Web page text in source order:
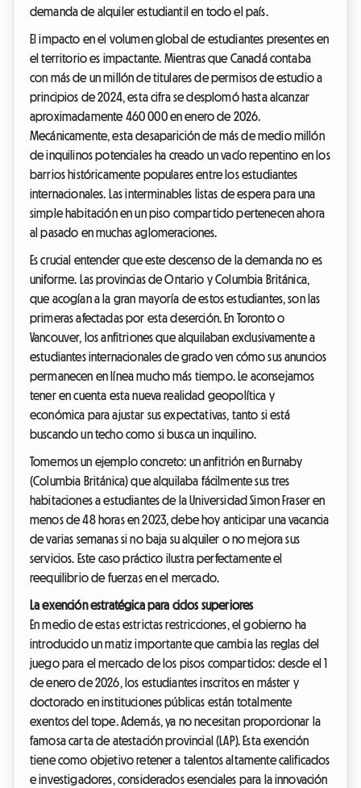
demanda de alquiler estudiantil en todo el país.
El impacto en el volumen global de estudiantes presentes en
el territorio es impactante. Mientras que Canadá contaba
con más de un millón de titulares de permisos de estudio a
principios de 2024, esta cifra se desplomó hasta alcanzar
aproximadamente 460 000 en enero de 2026.
Mecánicamente, esta desaparición de más de medio millón
de inquilinos potenciales ha creado un vacío repentino en los
barrios históricamente populares entre los estudiantes
internacionales. Las interminables listas de espera para una
simple habitación en un piso compartido pertenecen ahora
al pasado en muchas aglomeraciones.
Es crucial entender que este descenso de la demanda no es
uniforme. Las provincias de Ontario y Columbia Británica,
que acogían a la gran mayoría de estos estudiantes, son las
primeras afectadas por esta deserción. En Toronto o
Vancouver, los anfitriones que alquilaban exclusivamente a
estudiantes internacionales de grado ven cómo sus anuncios
permanecen en línea mucho más tiempo. Le aconsejamos
tener en cuenta esta nueva realidad geopolítica y
económica para ajustar sus expectativas, tanto si está
buscando un techo como si busca un inquilino.
Tomemos un ejemplo concreto: un anfitrión en Burnaby
(Columbia Británica) que alquilaba fácilmente sus tres
habitaciones a estudiantes de la Universidad Simon Fraser en
menos de 48 horas en 2023, debe hoy anticipar una vacancia
de varias semanas si no baja su alquiler o no mejora sus
servicios. Este caso práctico ilustra perfectamente el
reequilibrio de fuerzas en el mercado.
La exención estratégica para ciclos superiores
En medio de estas estrictas restricciones, el gobierno ha
introducido un matiz importante que cambia las reglas del
juego para el mercado de los pisos compartidos: desde el 1
de enero de 2026, los estudiantes inscritos en máster y
doctorado en instituciones públicas están totalmente
exentos del tope. Además, ya no necesitan proporcionar la
famosa carta de atestación provincial (LAP). Esta exención
tiene como objetivo retener a talentos altamente calificados
e investigadores, considerados esenciales para la innovación